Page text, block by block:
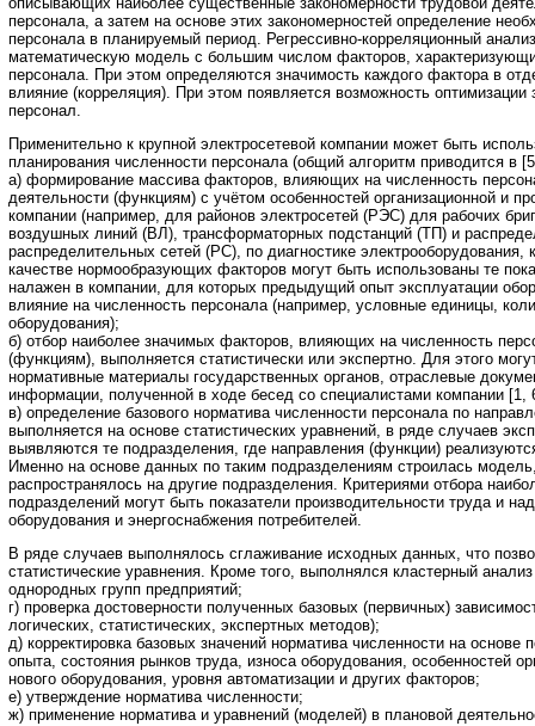
персонала, а затем на основе этих закономерностей определение
персонала в планируемый период. Регрессивно-корреляционный
математическую модель с большим числом факторов,
персонала. При этом определяются значимость каждого фактора в
влияние (корреляция). При этом появляется возможность оптимизации
персонал.
Применительно к крупной электросетевой компании может быть
планирования численности персонала (общий алгоритм приводится в
а) формирование массива факторов, влияющих на численность
деятельности (функциям) с учётом особенностей организационной и
компании (например, для районов электросетей (РЭС) для рабочих
воздушных линий (ВЛ), трансформаторных подстанций (ТП) и
распределительных сетей (РС), по диагностике
качестве нормообразующих факторов могут быть использованы те
налажен в компании, для которых предыдущий опыт эксплуатации
влияние на численность персонала (например, условные единицы,
оборудования);
б) отбор наиболее значимых факторов, влияющих на численность
(функциям), выполняется статистически или экспертно. Для этого
нормативные материалы государственных органов, отраслевые
информации, полученной в ходе бесед со специалистами компании [1,
в) определение базового норматива численности персонала по
выполняется на основе статистических уравнений, в ряде случаев
выявляются те подразделения, где направления (функции)
Именно на основе данных по таким подразделениям строилась
распространялось на другие подразделения. Критериями отбора
подразделений могут быть показатели производительности труда и
оборудования и энергоснабжения потребителей.
В ряде случаев выполнялось сглаживание исходных данных, что
статистические уравнения. Кроме того, выполнялся кластерный
однородных групп предприятий;
г) проверка достоверности полученных базовых (первичных)
логических, статистических, экспертных методов);
д) корректировка базовых значений норматива численности на основе
опыта, состояния рынков труда, износа оборудования, особенностей
нового оборудования, уровня автоматизации и других факторов;
е) утверждение норматива численности;
ж) применение норматива и уравнений (моделей) в плановой